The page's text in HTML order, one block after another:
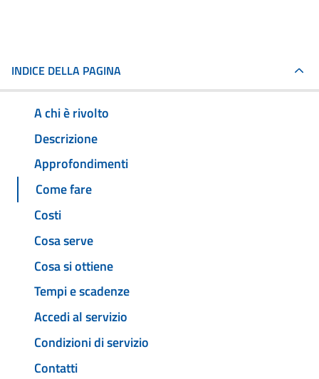
INDICE DELLA PAGINA
A chi è rivolto
Descrizione
Approfondimenti
Come fare
Costi
Cosa serve
Cosa si ottiene
Tempi e scadenze
Accedi al servizio
Condizioni di servizio
Contatti